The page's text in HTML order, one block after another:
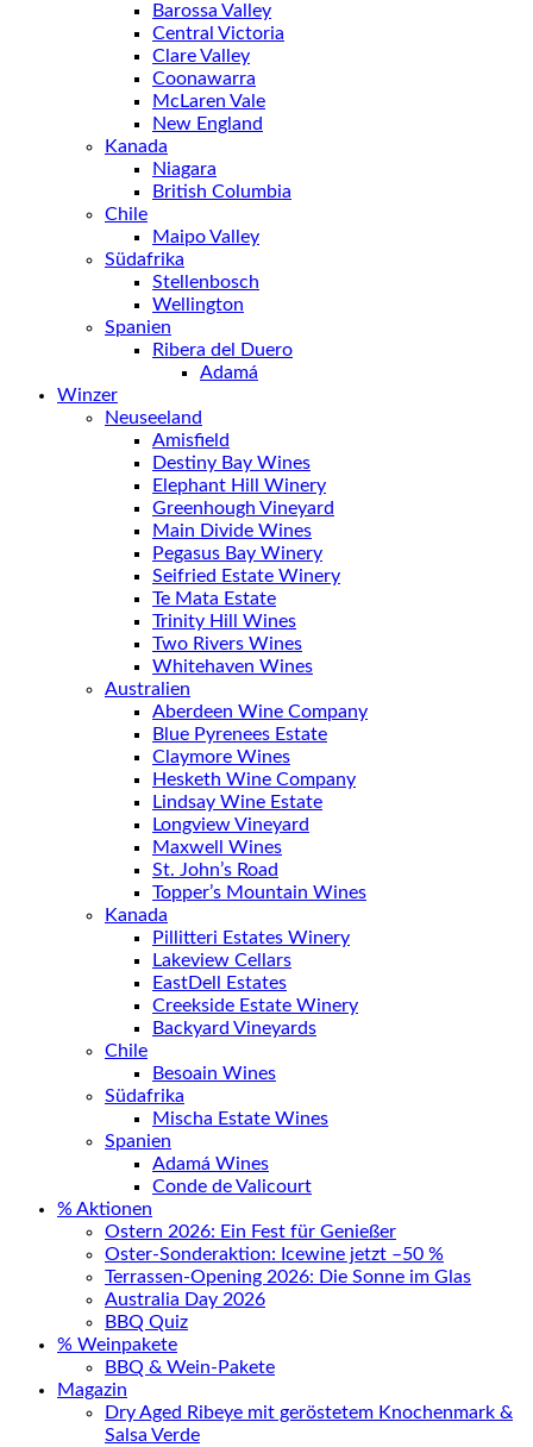
Barossa Valley
Central Victoria
Clare Valley
Coonawarra
McLaren Vale
New England
Kanada
Niagara
British Columbia
Chile
Maipo Valley
Südafrika
Stellenbosch
Wellington
Spanien
Ribera del Duero
Adamá
Winzer
Neuseeland
Amisfield
Destiny Bay Wines
Elephant Hill Winery
Greenhough Vineyard
Main Divide Wines
Pegasus Bay Winery
Seifried Estate Winery
Te Mata Estate
Trinity Hill Wines
Two Rivers Wines
Whitehaven Wines
Australien
Aberdeen Wine Company
Blue Pyrenees Estate
Claymore Wines
Hesketh Wine Company
Lindsay Wine Estate
Longview Vineyard
Maxwell Wines
St. John’s Road
Topper’s Mountain Wines
Kanada
Pillitteri Estates Winery
Lakeview Cellars
EastDell Estates
Creekside Estate Winery
Backyard Vineyards
Chile
Besoain Wines
Südafrika
Mischa Estate Wines
Spanien
Adamá Wines
Conde de Valicourt
% Aktionen
Ostern 2026: Ein Fest für Genießer
Oster-Sonderaktion: Icewine jetzt –50 %
Terrassen-Opening 2026: Die Sonne im Glas
Australia Day 2026
BBQ Quiz
% Weinpakete
BBQ & Wein-Pakete
Magazin
Dry Aged Ribeye mit geröstetem Knochenmark &
Salsa Verde